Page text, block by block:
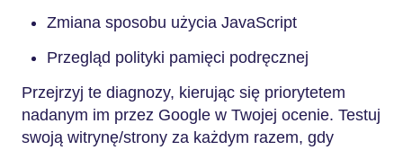
Zmiana sposobu użycia JavaScript
Przegląd polityki pamięci podręcznej
Przejrzyj te diagnozy, kierując się priorytetem
nadanym im przez Google w Twojej ocenie. Testuj
swoją witrynę/strony za każdym razem, gdy